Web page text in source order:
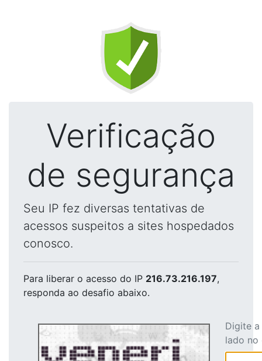
Verificação
de segurança
Seu IP fez diversas tentativas de
acessos suspeitos a sites hospedados
conosco.
Para liberar o acesso do IP 216.73.216.197,
responda ao desafio abaixo.
Digite
lado no